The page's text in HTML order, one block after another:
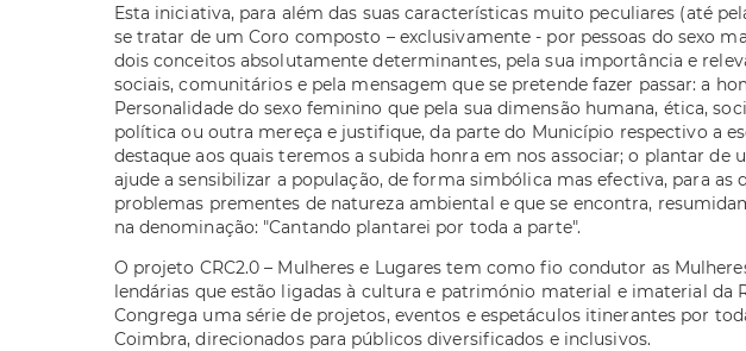
Esta iniciativa, para além das suas características muito peculiares (até
se tratar de um Coro composto – exclusivamente - por pessoas do sexo
dois conceitos absolutamente determinantes, pela sua importância e
sociais, comunitários e pela mensagem que se pretende fazer passar: a
Personalidade do sexo feminino que pela sua dimensão humana, ética,
política ou outra mereça e justifique, da parte do Município respectivo a
destaque aos quais teremos a subida honra em nos associar; o plantar de
ajude a sensibilizar a população, de forma simbólica mas efectiva, para as
problemas prementes de natureza ambiental e que se encontra,
na denominação: "Cantando plantarei por toda a parte".
O projeto CRC2.0 – Mulheres e Lugares tem como fio condutor as
lendárias que estão ligadas à cultura e património material e imaterial da
Congrega uma série de projetos, eventos e espetáculos itinerantes por
Coimbra, direcionados para públicos diversificados e inclusivos.